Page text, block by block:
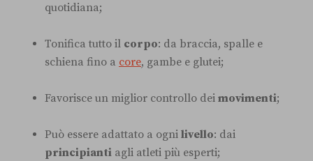
quotidiana;
Tonifica tutto il corpo: da braccia, spalle e
schiena fino a core, gambe e glutei;
Favorisce un miglior controllo dei movimenti;
Può essere adattato a ogni livello: dai
principianti agli atleti più esperti;